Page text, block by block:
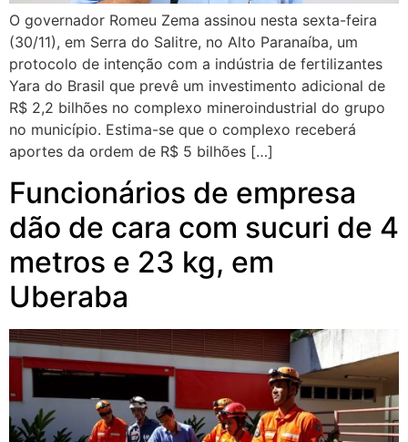
O governador Romeu Zema assinou nesta sexta-feira
(30/11), em Serra do Salitre, no Alto Paranaíba, um
protocolo de intenção com a indústria de fertilizantes
Yara do Brasil que prevê um investimento adicional de
R$ 2,2 bilhões no complexo mineroindustrial do grupo
no município. Estima-se que o complexo receberá
aportes da ordem de R$ 5 bilhões […]
Funcionários de empresa
dão de cara com sucuri de 4
metros e 23 kg, em
Uberaba